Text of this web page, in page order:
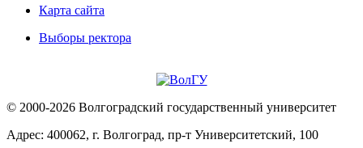
Карта сайта
Выборы ректора
© 2000-2026 Волгоградский государственный университет
Адрес: 400062, г. Волгоград, пр-т Университетский, 100